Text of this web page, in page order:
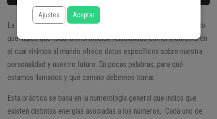
La numerología de la fecha de nacimiento
rescata el principio
que indica que toda la información relacionada con el momento en
el cual vinimos al mundo ofrece datos específicos sobre nuestra
personalidad y nuestro futuro. En pocas palabras, para qué
estamos llamados y qué camino debemos tomar.
Esta práctica se basa en la numerología general que indica que
existen distintas energías asociadas a los números. Cada uno de
Ajustes Aceptar